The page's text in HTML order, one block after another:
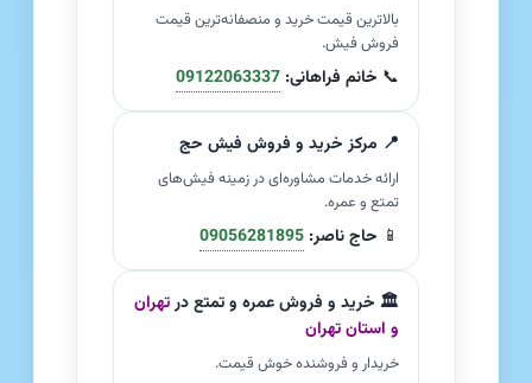
بالاترین قیمت خرید و منصفانه‌ترین قیمت
فروش فیش.
📞 خانم فراهانی: 09122063337
📍 مرکز خرید و فروش فیش حج
ارائه خدمات مشاوره‌ای در زمینه فیش‌های
تمتع و عمره.
📱 حاج ناصر: 09056281895
🏛️ خرید و فروش عمره و تمتع درتهران
و استان تهران
خریدار و فروشنده خوش قیمت.